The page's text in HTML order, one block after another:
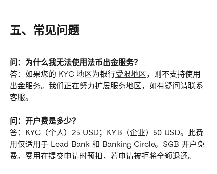
五、常见问题
问：为什么我无法使用法币出金服务？
答：如果您的 KYC 地区为银行受限地区，则不支持使用
出金服务。我们正在努力扩展服务地区，如有疑问请联系
客服。
问：开户费是多少？
答：KYC（个人）25 USD；KYB（企业）50 USD。此费
用仅适用于 Lead Bank 和 Banking Circle。SGB 开户免
费。费用在提交申请时预扣，若申请被拒将全额退还。